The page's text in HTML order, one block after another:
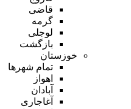
قاضی
گرمه
لوجلی
بازگشت
خوزستان
تمام شهر‌ها
اهواز
آبادان
آغاجاری